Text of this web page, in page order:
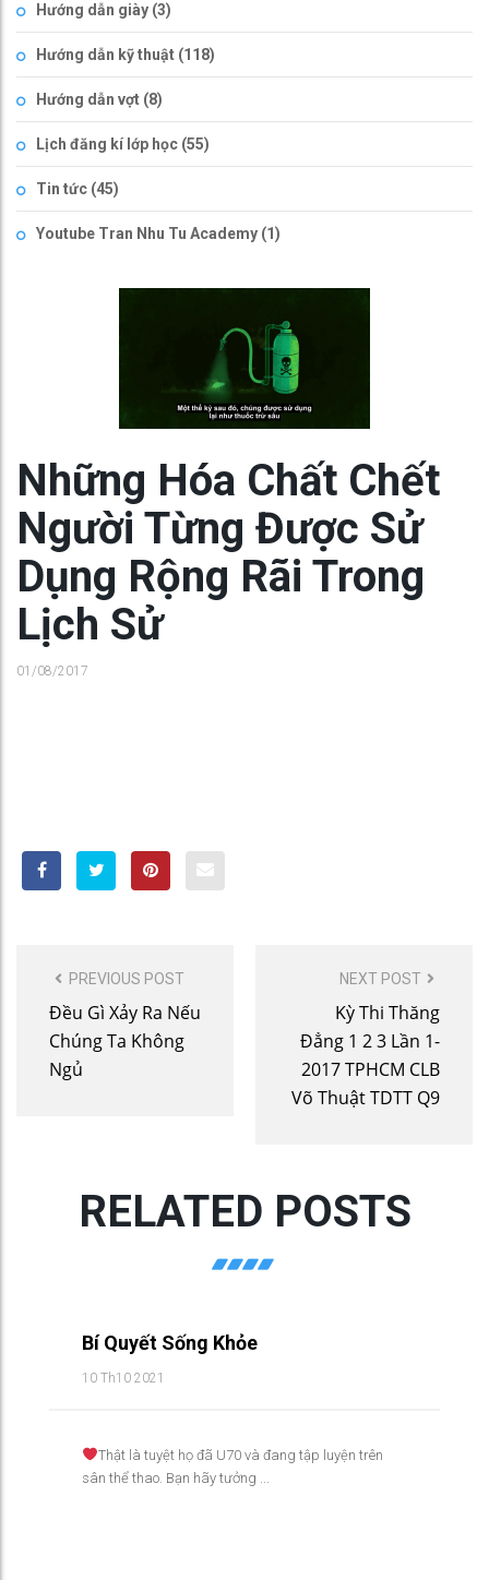
Hướng dẫn giày (3)
Hướng dẫn kỹ thuật (118)
Hướng dẫn vợt (8)
Lịch đăng kí lớp học (55)
Tin tức (45)
Youtube Tran Nhu Tu Academy (1)
Những Hóa Chất Chết
Người Từng Được Sử
Dụng Rộng Rãi Trong
Lịch Sử
01/08/2017
NAVIGATION
PREVIOUS POST
Đều Gì Xảy Ra Nếu
Chúng Ta Không
Ngủ
NEXT POST
Kỳ Thi Thăng
Đẳng 1 2 3 Lần 1-
2017 TPHCM CLB
Võ Thuật TDTT Q9
RELATED POSTS
Bí Quyết Sống Khỏe
10 Th10 2021
Thật là tuyệt họ đã U70 và đang tập luyện trên
sân thể thao. Bạn hãy tưởng ...